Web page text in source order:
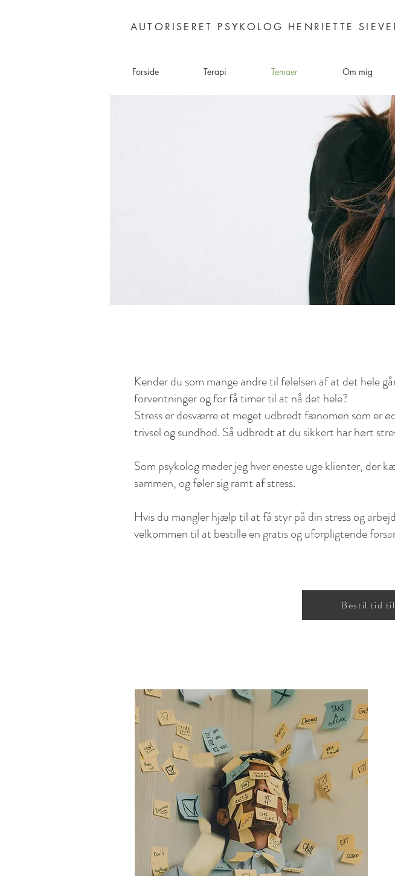
AUTORISERET PSYKOLOG HENRIETTE
Forside Terapi Temaer Om mig
Kender du som mange andre til følelsen af at det hele
forventninger og for få timer til at nå det hele?
Stress er desværre et meget udbredt fænomen som er
trivsel og sundhed. Så udbredt at du sikkert har hørt
Som psykolog møder jeg hver eneste uge klienter, der
sammen, og føler sig ramt af stress.
Hvis du mangler hjælp til at få styr på din stress og
velkommen til at bestille en gratis og uforpligtende
Bestil tid